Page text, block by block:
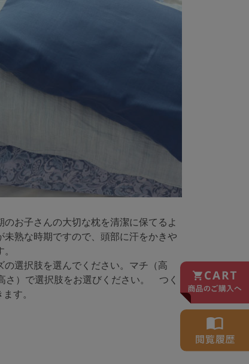
お子さんの大切な枕を清潔に保てるよ
熟な時期ですので、頭部に汗をかきや
選択肢を選んでください。マチ（高
さ）で選択肢をお選びください。 つく
す。